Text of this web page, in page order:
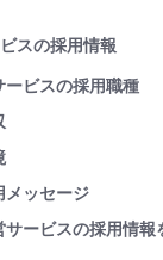
スの採用情報
ービスの採用職種
メッセージ
ービスの採用情